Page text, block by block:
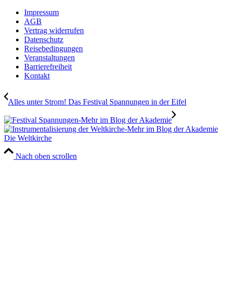
Impressum
AGB
Vertrag widerrufen
Datenschutz
Reisebedingungen
Veranstaltungen
Barrierefreiheit
Kontakt
Alles unter Strom! Das Festival Spannungen in der Eifel
Die Weltkirche
Nach oben scrollen